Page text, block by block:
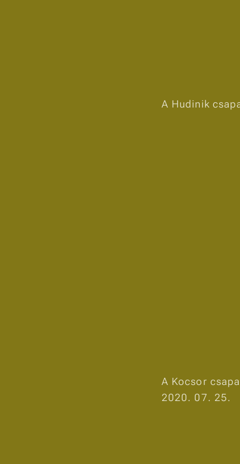
A Hudinik
A Kocsor
2020. 07. 25.